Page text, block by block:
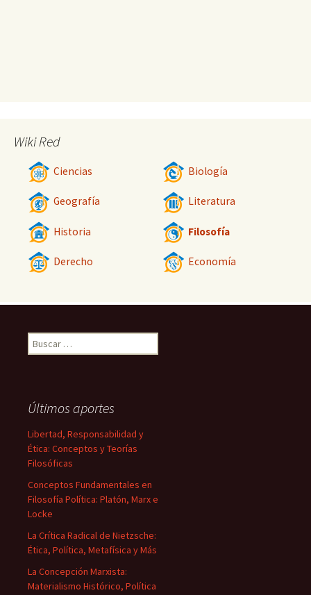
Wiki Red
Ciencias Biología
Geografía Literatura
Historia Filosofía
Derecho Economía
Buscar:
Últimos aportes
Libertad, Responsabilidad y
Ética: Conceptos y Teorías
Filosóficas
Conceptos Fundamentales en
Filosofía Política: Platón, Marx e
Locke
La Crítica Radical de Nietzsche:
Ética, Política, Metafísica y Más
La Concepción Marxista:
Materialismo Histórico, Política